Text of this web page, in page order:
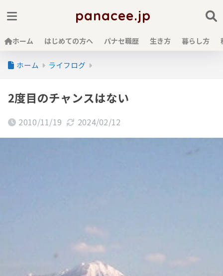
panacee.jp
ホーム はじめての方へ パナセ職歴 生き方 暮らし方
ホーム ライフログ
2度目のチャンスはない
2010/11/19 2024/02/12